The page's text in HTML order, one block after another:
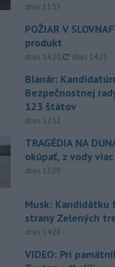
dnes 11:55
POŽIAR V
produkt
dnes 14:20, aktualizované
dnes 14:23
Blanár:
Bezpečnostnej
123 štátov
dnes 12:52
TRAGÉDIA NA
okúpať, z vody
dnes 13:09
Musk: Kandidátku
strany Zelených
dnes 14:28
VIDEO: Pri